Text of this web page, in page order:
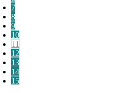
7
8
9
10
11
12
13
14
15